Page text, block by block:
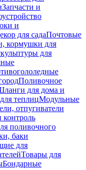
Запчасти и
и
для садаПочтовые
кормушки для
для
Поливочное
для дома и
теплицМодульные
отпугиватели
контроль
поливочного
баки
для
Товары для
Бондарные